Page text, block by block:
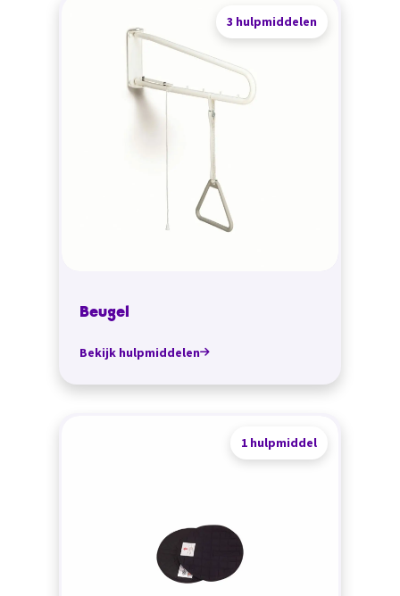
3 hulpmiddelen
Beugel
Bekijk hulpmiddelen
1 hulpmiddel